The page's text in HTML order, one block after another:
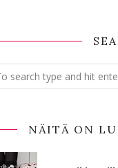
NÄITÄ ON